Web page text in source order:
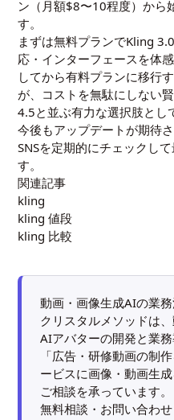
ン（月額$8〜10程度）から
す。
まずは無料プランでKling
応・インターフェースを体
してから有料プランに移行
が、コストを無駄にしない
4.5と並ぶ有力な選択肢とし
今後もアップデートが期待
SNSを定期的にチェックし
す。
関連記事
kling
kling 値段
kling 比較
動画・画像生成AIの業
クリスタルメソッドは
AIアバターの開発と業務
「広告・研修動画の制
ービスに画像・動画生
ご相談を承っています。
無料相談・お問い合わせ